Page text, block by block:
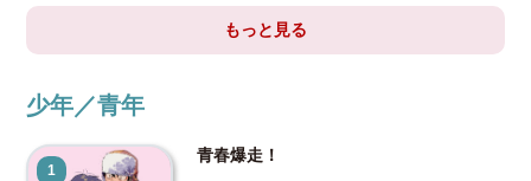
もっと見る
少年／青年
1
青春爆走！